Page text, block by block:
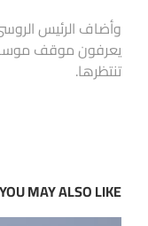
وأضاف الرئيس
يعرفون موقف
تنتظرها.
YOU MAY ALSO LIKE